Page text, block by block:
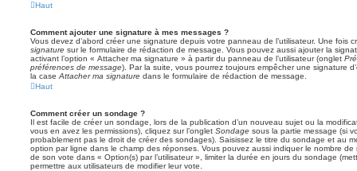
Haut
Comment ajouter une signature à mes messages ?
Vous devez d’abord créer une signature depuis votre panneau de l’utilisateur. Une fois
signature sur le formulaire de rédaction de message. Vous pouvez aussi ajouter la
activant l’option « Attacher ma signature » à partir du panneau de l’utilisateur (onglet
préférences de message). Par la suite, vous pourrez toujours empêcher une signature
la case Attacher ma signature dans le formulaire de rédaction de message.
Haut
Comment créer un sondage ?
Il est facile de créer un sondage, lors de la publication d’un nouveau sujet ou la
vous en avez les permissions), cliquez sur l’onglet Sondage sous la partie message (si
probablement pas le droit de créer des sondages). Saisissez le titre du sondage et au
option par ligne dans le champ des réponses. Vous pouvez aussi indiquer le nombre de
de son vote dans « Option(s) par l’utilisateur », limiter la durée en jours du sondage
permettre aux utilisateurs de modifier leur vote.